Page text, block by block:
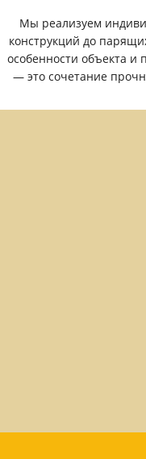
Мы реализуем
конструкций до
особенности объекта и
— это сочетание